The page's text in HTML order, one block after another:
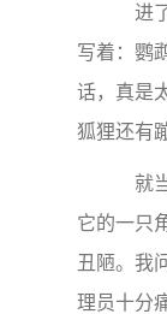
进
写着：鹦
话，真是
狐狸还有
就
它的一只
丑陋。我
理员十分